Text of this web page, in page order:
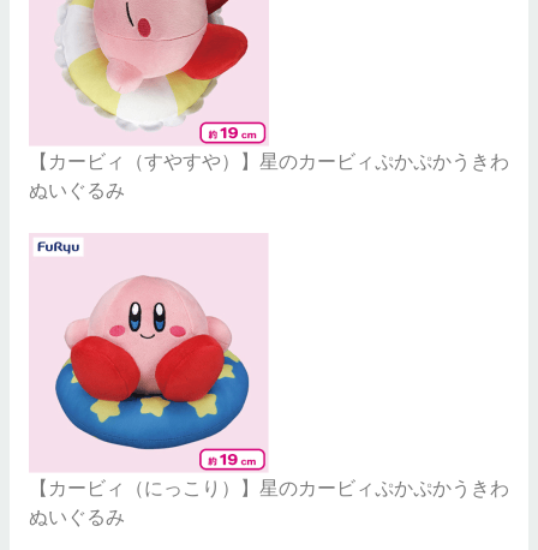
【カービィ（すやすや）】星のカービィぷかぷかうきわ
ぬいぐるみ
【カービィ（にっこり）】星のカービィぷかぷかうきわ
ぬいぐるみ